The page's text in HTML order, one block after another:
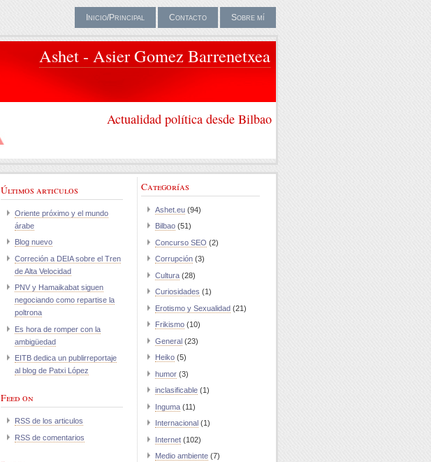
Inicio/Principal Contacto Sobre mí
Ashet - Asier Gomez Barrenetxea
Actualidad política desde Bilbao
Últimos articulos
Oriente próximo y el mundo
árabe
Blog nuevo
Correción a DEIA sobre el Tren
de Alta Velocidad
PNV y Hamaikabat siguen
negociando como repartise la
poltrona
Es hora de romper con la
ambigüedad
EITB dedica un publirreportaje
al blog de Patxi López
Feed on
RSS de los articulos
RSS de comentarios
Categorías
Ashet.eu (94)
Bilbao (51)
Concurso SEO (2)
Corrupción (3)
Cultura (28)
Curiosidades (1)
Erotismo y Sexualidad (21)
Frikismo (10)
General (23)
Heiko (5)
humor (3)
inclasificable (1)
Inguma (11)
Internacional (1)
Internet (102)
Medio ambiente (7)